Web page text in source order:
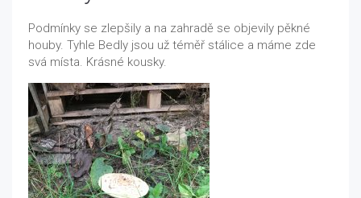
Podmínky se zlepšily a na zahradě se objevily pěkné
houby. Tyhle Bedly jsou už téměř stálice a máme zde
svá místa. Krásné kousky.